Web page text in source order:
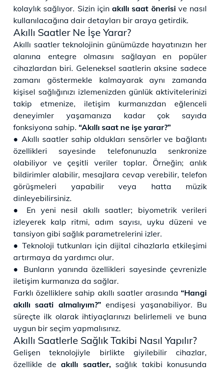
kolaylık sağlıyor. Sizin için akıllı saat önerisi ve nasıl
kullanılacağına dair detayları bir araya getirdik.
Akıllı Saatler Ne İşe Yarar?
Akıllı saatler teknolojinin günümüzde hayatınızın her
alanına entegre olmasını sağlayan en popüler
cihazlardan biri. Geleneksel saatlerin aksine sadece
zamanı göstermekle kalmayarak aynı zamanda
kişisel sağlığınızı izlemenizden günlük aktivitelerinizi
takip etmenize, iletişim kurmanızdan eğlenceli
deneyimler yaşamanıza kadar çok sayıda
fonksiyona sahip. “Akıllı saat ne işe yarar?”
● Akıllı saatler sahip oldukları sensörler ve bağlantı
özellikleri sayesinde telefonunuzla senkronize
olabiliyor ve çeşitli veriler toplar. Örneğin; anlık
bildirimler alabilir, mesajlara cevap verebilir, telefon
görüşmeleri yapabilir veya hatta müzik
dinleyebilirsiniz.
● En yeni nesil akıllı saatler; biyometrik verileri
izleyerek kalp ritmi, adım sayısı, uyku düzeni ve
tansiyon gibi sağlık parametrelerini izler.
● Teknoloji tutkunları için dijital cihazlarla etkileşimi
artırmaya da yardımcı olur.
● Bunların yanında özellikleri sayesinde çevrenizle
iletişim kurmanıza da sağlar.
Farklı özelliklere sahip akıllı saatler arasında “Hangi
akıllı saati almalıyım?”endişesi yaşanabiliyor. Bu
süreçte ilk olarak ihtiyaçlarınızı belirlemeli ve buna
uygun bir seçim yapmalısınız.
Akıllı Saatlerle Sağlık Takibi Nasıl Yapılır?
Gelişen teknolojiyle birlikte giyilebilir cihazlar,
özellikle de akıllı saatler, sağlık takibi konusunda